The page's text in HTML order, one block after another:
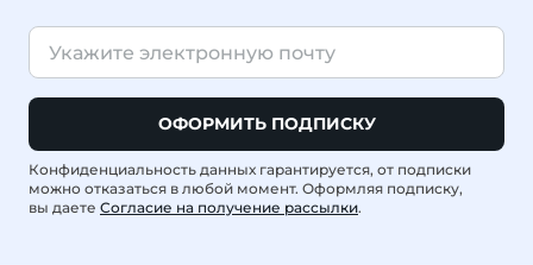
ОФОРМИТЬ ПОДПИСКУ
Конфиденциальность данных гарантируется, от подписки
можно отказаться в любой момент. Оформляя подписку,
вы даете Согласие на получение рассылки.